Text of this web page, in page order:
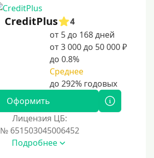
CreditPlus
4
от 5 до 168 дней
от 3 000 до 50 000 ₽
до 0.8%
Среднее
Оформить
Лицензия ЦБ:
№ 651503045006452
Подробнее